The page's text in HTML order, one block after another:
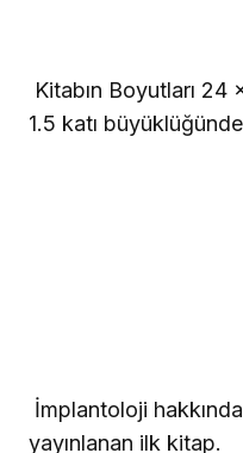
 Kitabın Boyutları
1.5 katı
 İmplantoloji
yayınlanan ilk kitap.